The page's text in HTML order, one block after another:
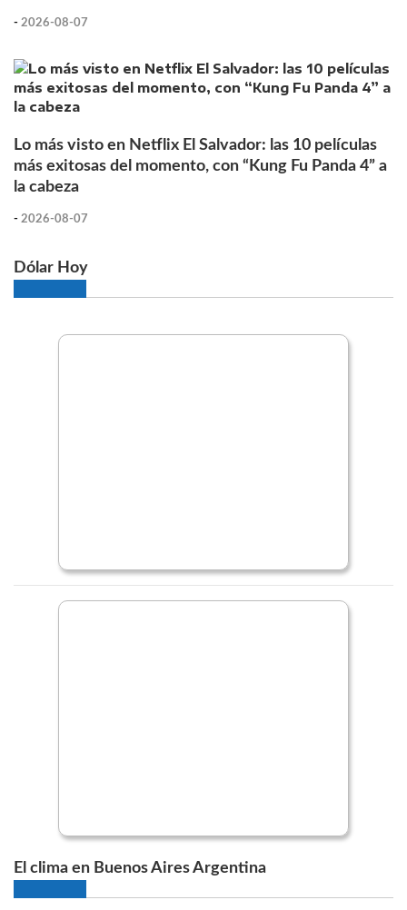
- 2026-08-07
Lo más visto en Netflix El Salvador: las 10 películas
más exitosas del momento, con “Kung Fu Panda 4” a
la cabeza
- 2026-08-07
Dólar Hoy
El clima en Buenos Aires Argentina